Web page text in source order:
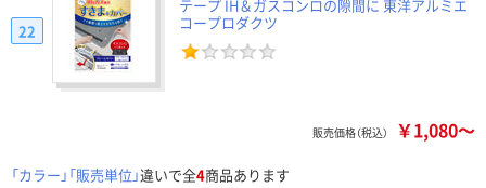
テープ IH＆ガスコンロの隙間に 東洋アルミエ
コープロダクツ
22
販売価格（税込） ￥1,080～
「カラー」「販売単位」違いで全4商品あります